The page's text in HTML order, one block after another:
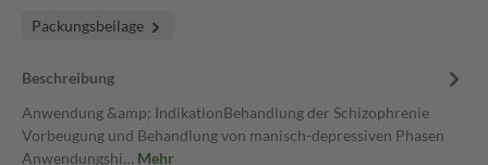
Packungsbeilage
Beschreibung
Anwendung &amp; IndikationBehandlung der Schizophrenie
Vorbeugung und Behandlung von manisch-depressiven Phasen
Anwendungshi… Mehr